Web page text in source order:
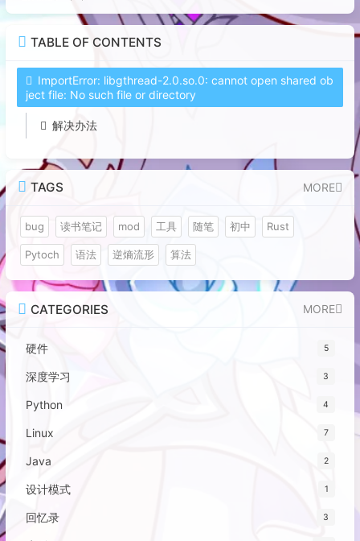
TABLE OF CONTENTS
ImportError: libgthread-2.0.so.0: cannot open shared ob
ject file: No such file or directory
解决办法
TAGS MORE
bug 读书笔记 mod 工具 随笔 初中 Rust
Pytoch 语法 逆熵流形 算法
CATEGORIES MORE
硬件 5
深度学习 3
Python 4
Linux 7
Java 2
设计模式 1
回忆录 3